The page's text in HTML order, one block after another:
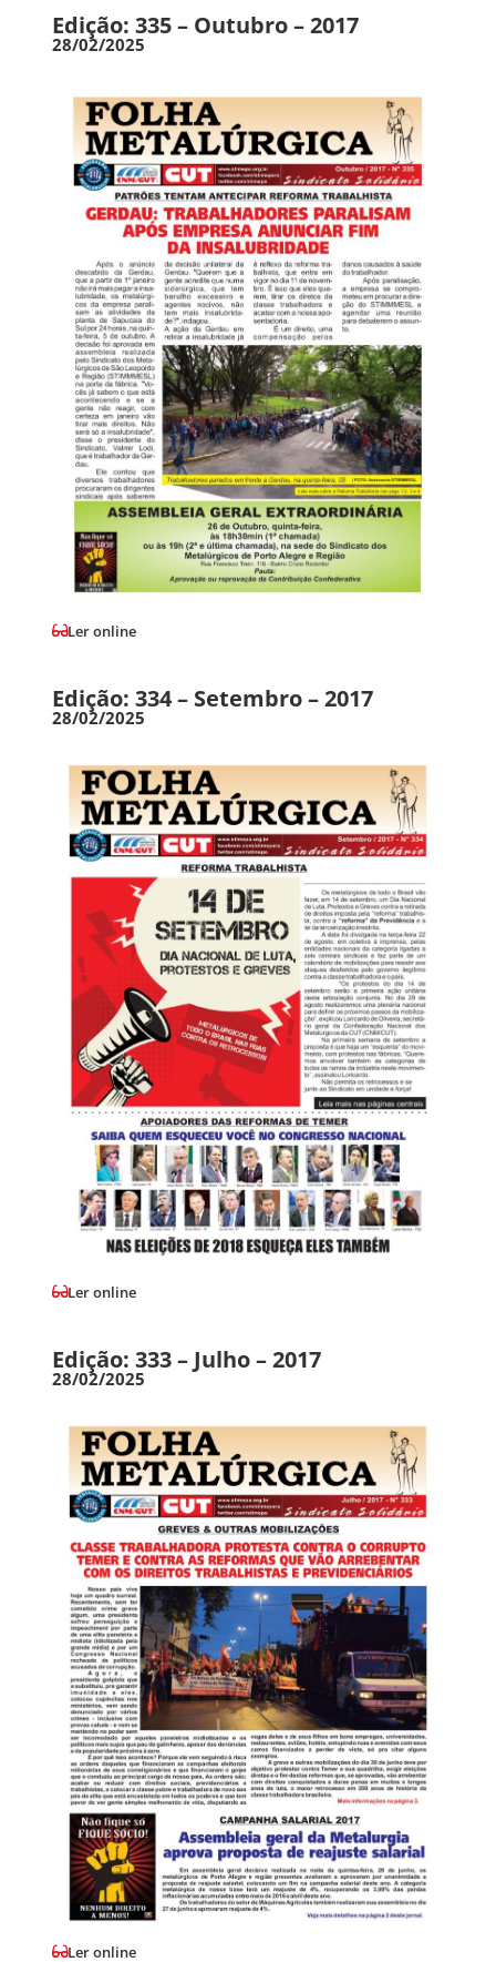
Edição: 335 – Outubro – 2017
28/02/2025
Ler online
Edição: 334 – Setembro – 2017
28/02/2025
Ler online
Edição: 333 – Julho – 2017
28/02/2025
Ler online